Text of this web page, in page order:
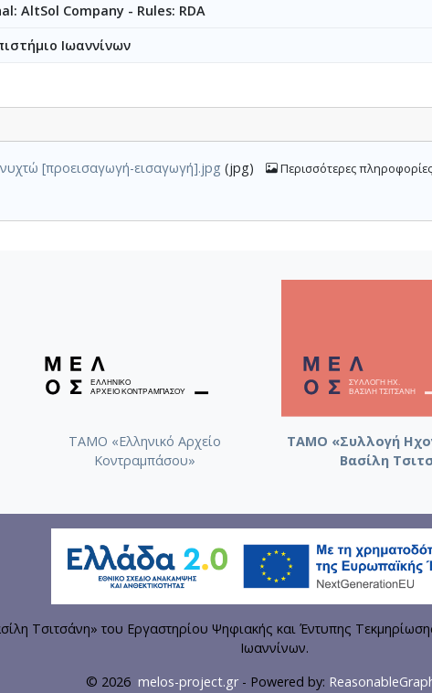
AltSol Company - Rules: RDA
Ιωαννίνων
[προεισαγωγή-εισαγωγή].jpg (jpg) Περισσότερες πληροφορίες
ΤΑΜΟ «Ελληνικό Αρχείο
Κοντραμπάσου»
ΤΑΜΟ «Συλλογή
Βασίλη
Τσιτσάνη» του Εργαστηρίου Ψηφιακής και Έντυπης
Ιωαννίνων.
© 2026 melos-project.gr- Powered by: